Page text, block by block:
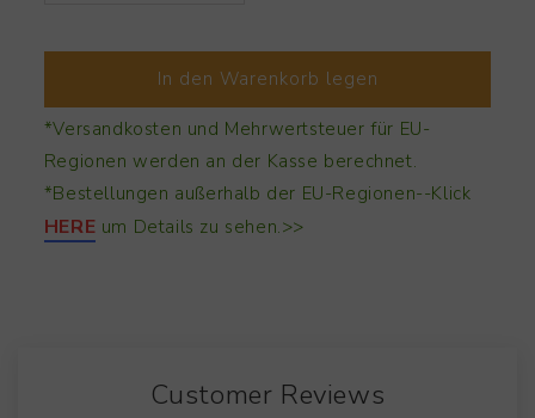
In den Warenkorb legen
*Versandkosten und Mehrwertsteuer für EU-
Regionen werden an der Kasse berechnet.
*Bestellungen außerhalb der EU-Regionen--Klick
HERE um Details zu sehen.>>
Customer Reviews